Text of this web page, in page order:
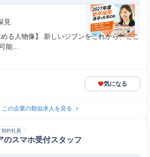
見
る人物像】 新しいジブンをこれから、ここ
能...
気になる
この企業の類似求人を見る
契約社員
のスマホ受付スタッフ